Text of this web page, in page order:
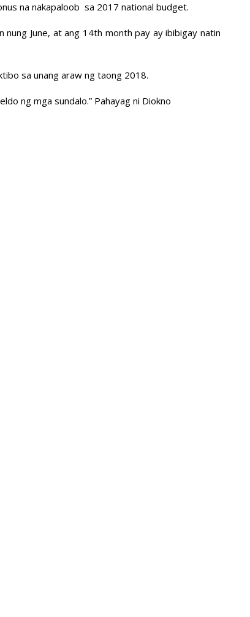
na nakapaloob sa 2017 national budget.
June, at ang 14th month pay ay ibibigay natin
sa unang araw ng taong 2018.
ng mga sundalo.” Pahayag ni Diokno